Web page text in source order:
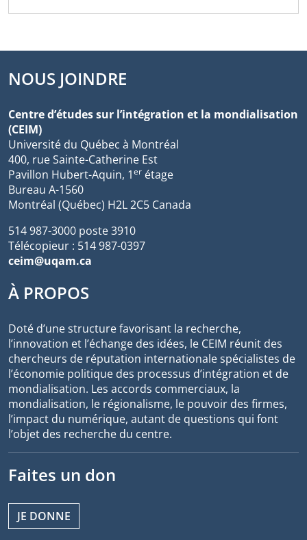
NOUS JOINDRE
Centre d’études sur l’intégration et la mondialisation
(CEIM)
Université du Québec à Montréal
400, rue Sainte-Catherine Est
Pavillon Hubert-Aquin, 1er étage
Bureau A-1560
Montréal (Québec) H2L 2C5 Canada
514 987-3000 poste 3910
Télécopieur : 514 987-0397
ceim@uqam.ca
À PROPOS
Doté d’une structure favorisant la recherche,
l’innovation et l’échange des idées, le CEIM réunit des
chercheurs de réputation internationale spécialistes de
l’économie politique des processus d’intégration et de
mondialisation. Les accords commerciaux, la
mondialisation, le régionalisme, le pouvoir des firmes,
l’impact du numérique, autant de questions qui font
l’objet des recherche du centre.
Faites un don
JE DONNE